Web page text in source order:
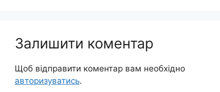
Залишити коментар
Щоб відправити коментар вам необхідно
авторизуватись.